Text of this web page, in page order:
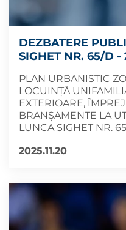
DEZBATERE
SIGHET NR. 65/D -
PLAN URBANISTIC
LOCUINȚĂ
EXTERIOARE,
BRANȘAMENTE LA
LUNCA SIGHET NR.
2025.11.20